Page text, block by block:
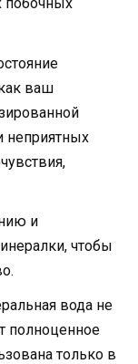
побочных
ваш
неприятных
и
чтобы
вода не
полноценное
только в